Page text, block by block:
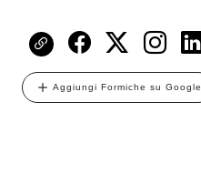
Aggiungi Formiche su Google